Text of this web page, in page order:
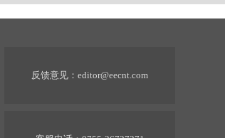
反馈意见： editor@eecnt.com